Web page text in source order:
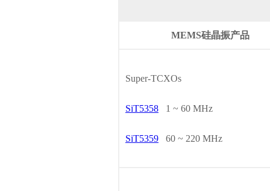
MEMS硅晶振产品
Super-TCXOs
SiT5358 1 ~ 60 MHz
SiT5359 60 ~ 220 MHz